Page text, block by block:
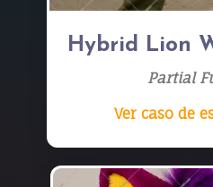
Hybrid Lion
Partial
Ver caso de